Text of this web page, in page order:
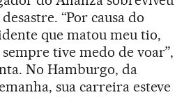
desastre. “Por causa do
que matou meu tio,
sempre tive medo de voar”,
No Hamburgo, da
sua carreira esteve